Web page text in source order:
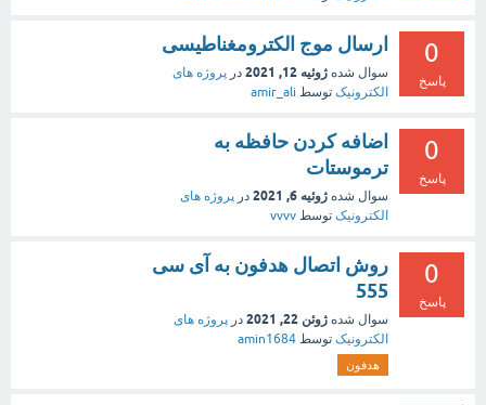
0
پاسخ
ارسال موج الکترومغناطیسی
سوال شده ژوئیه 12, 2021 در پروژه های
الکترونیک توسط amir_ali
0
پاسخ
اضافه کردن حافظه به
ترموستات
سوال شده ژوئیه 6, 2021 در پروژه های
الکترونیک توسط vvvv
0
پاسخ
روش اتصال هدفون به آی سی
555
سوال شده ژوئن 22, 2021 در پروژه های
الکترونیک توسط amin1684
هدفون